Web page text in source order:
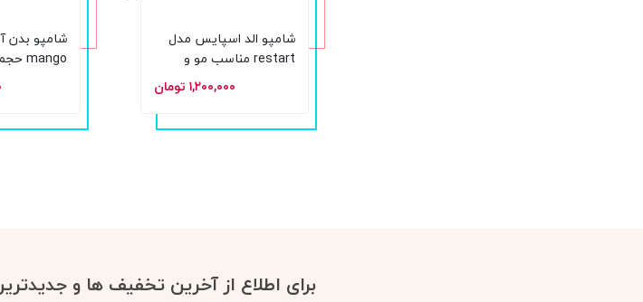
شامپو الد اسپایس مدل
restart مناسب مو و
صورت و بدن حجم 400۱,۲۰۰,۰۰۰ تومان
شامپو بدن
برای اطلاع از آخرین تخفیف ها و